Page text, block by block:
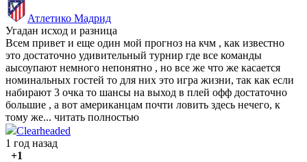
Атлетико Мадрид
Угадан исход и разница
Всем привет и еще один мой прогноз на кчм , как известно
это достаточно удивительный турнир где все команды
аысоупают немного непонятно , но все же что же касается
номинальных гостей то для них это игра жизни, так как если
набирают 3 очка то шансы на выход в плей офф достаточно
большие , а вот американцам почти ловить здесь нечего, к
тому же... читать полностью
Clearheaded
1 год назад
+1